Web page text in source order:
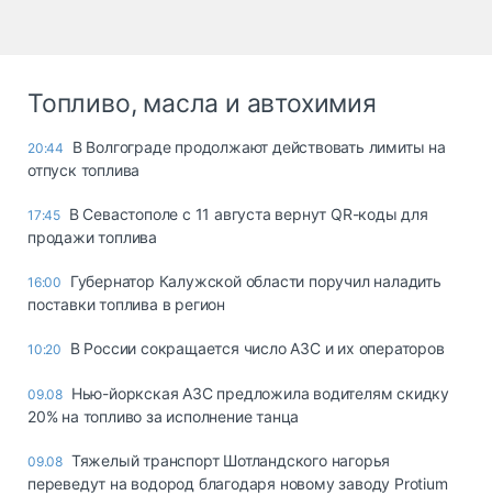
Топливо, масла и автохимия
20:44
В Волгограде продолжают действовать лимиты на
отпуск топлива
17:45 В Севастополе с 11 августа вернут QR-коды для
продажи топлива
16:00
Губернатор Калужской области поручил наладить
поставки топлива в регион
10:20 В России сокращается число АЗС и их операторов
09.08 Нью-йоркская АЗС предложила водителям скидку
20% на топливо за исполнение танца
09.08 Тяжелый транспорт Шотландского нагорья
переведут на водород благодаря новому заводу Protium